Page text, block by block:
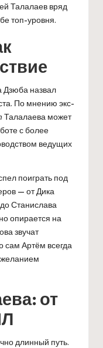
Талалаев вряд
топ-уровня.
Дзюба назвал
По мнению экс-
Талалаева может
с более
ведущих
поиграть под
— от Дика
Станислава
опирается на
звучат
сам Артём всегда
от
длинный путь.